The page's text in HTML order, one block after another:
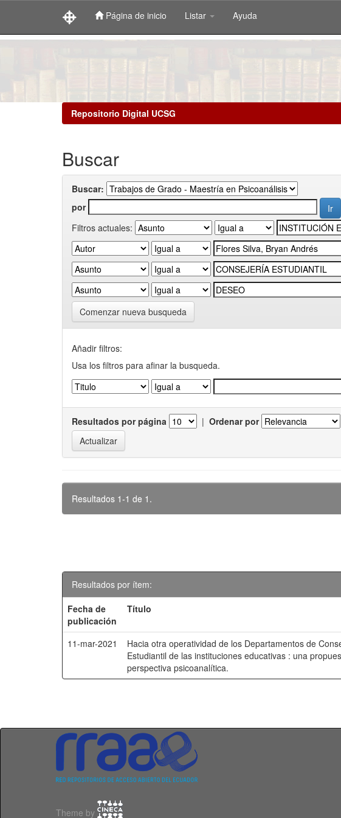
Página de inicio Listar Ayuda
Repositorio Digital UCSG
Buscar
Buscar:
por
Filtros actuales:
Comenzar nueva busqueda
Añadir filtros:
Usa los filtros para afinar la busqueda.
Resultados por página | Ordenar por
Resultados 1-1 de 1.
Resultados por ítem:
Fecha de
publicación
Título
11-mar-2021
Hacia otra operatividad de los Departamentos de
Estudiantil de las instituciones educativas : una
perspectiva psicoanalítica.
Theme by